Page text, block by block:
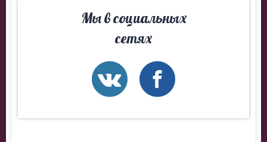
Как только в феврале 2004 вышел их альбом
«Райны-Кварталы», можно было уже говорить о
новом явлении на музыкальной сцене страны.
Шквал всех самых престижных премий и первые
места в хит-парадах превратили группу в идола
молодежной поп-культуры. Поэтому билеты на Звери
Мы в социальных
сетях